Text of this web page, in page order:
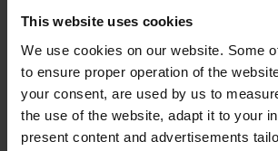
This website uses cookies
We use cookies on our website. Some
to ensure proper operation of the
your consent, are used by us to
the use of the website, adapt it to your
present content and advertisements
RO - herbatka sypana rooibos
Mango EKO 100 g